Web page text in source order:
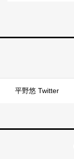
平野悠 Twitter